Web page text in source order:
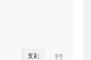
复制